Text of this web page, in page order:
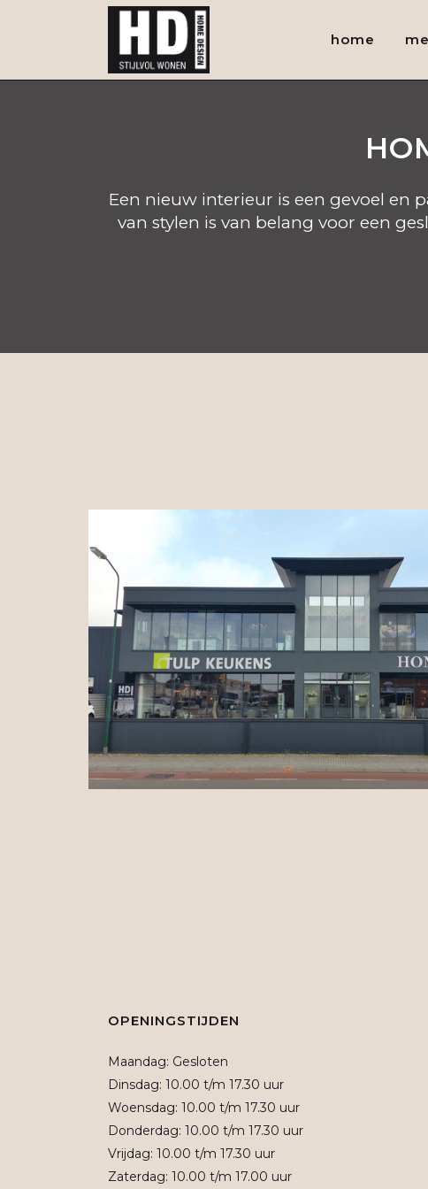
home
Een nieuw interieur is een gevoel en
van stylen is van belang voor een
OPENINGSTIJDEN
Maandag: Gesloten
Dinsdag: 10.00 t/m 17.30 uur
Woensdag: 10.00 t/m 17.30 uur
Donderdag: 10.00 t/m 17.30 uur
Vrijdag: 10.00 t/m 17.30 uur
Zaterdag: 10.00 t/m 17.00 uur